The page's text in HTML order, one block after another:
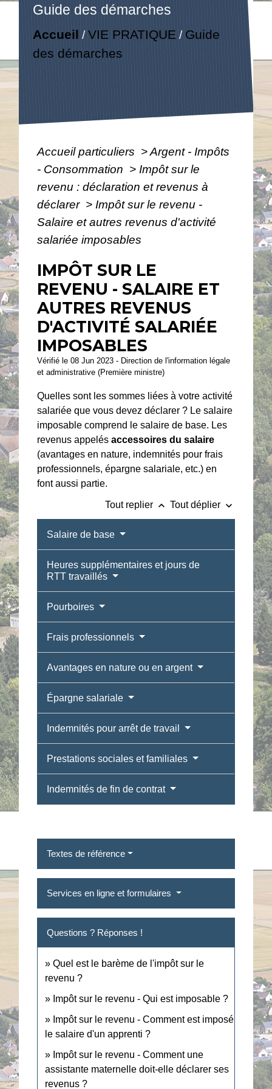
Guide des démarches
Accueil /VIE PRATIQUE / Guide
des démarches
Accueil particuliers >Argent - Impôts
- Consommation > Impôt sur le
revenu : déclaration et revenus à
déclarer > Impôt sur le revenu -
Salaire et autres revenus d'activité
salariée imposables
IMPÔT SUR LE
REVENU - SALAIRE ET
AUTRES REVENUS
D'ACTIVITÉ SALARIÉE
IMPOSABLES
Vérifié le 08 Jun 2023 - Direction de l'information légale
et administrative (Première ministre)
Quelles sont les sommes liées à votre activité
salariée que vous devez déclarer ? Le salaire
imposable comprend le salaire de base. Les
revenus appelésaccessoires du salaire
(avantages en nature, indemnités pour frais
professionnels, épargne salariale, etc.) en
font aussi partie.
Tout replier keyboard_arrow_up Tout déplier keyboard_arrow_down
Salaire de base
Heures supplémentaires et jours de
RTT travaillés
Pourboires
Frais professionnels
Avantages en nature ou en argent
Épargne salariale
Indemnités pour arrêt de travail
Prestations sociales et familiales
Indemnités de fin de contrat
Textes de référence
Services en ligne et formulaires
Questions ? Réponses !
Quel est le barème de l'impôt sur le
revenu ?
Impôt sur le revenu - Qui est imposable ?
Impôt sur le revenu - Comment est imposé
le salaire d'un apprenti ?
Impôt sur le revenu - Comment une
assistante maternelle doit-elle déclarer ses
revenus ?